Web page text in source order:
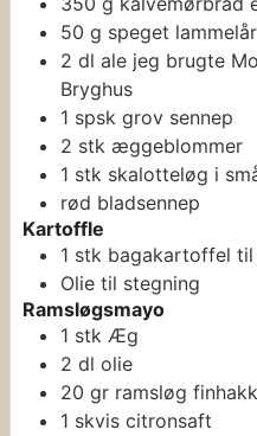
50 g speget lammelår
2 dl ale jeg brugte
Bryghus
1 spsk grov sennep
2 stk æggeblommer
1 stk skalotteløg i
rød bladsennep
Kartoffle
1 stk bagakartoffel til
Olie til stegning
Ramsløgsmayo
1 stk Æg
2 dl olie
20 gr ramsløg
1 skvis citronsaft